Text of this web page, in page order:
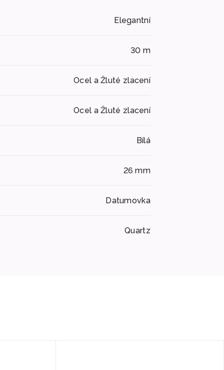
Elegantní
30 m
Ocel a Žluté zlacení
Ocel a Žluté zlacení
Bílá
26 mm
Datumovka
Quartz